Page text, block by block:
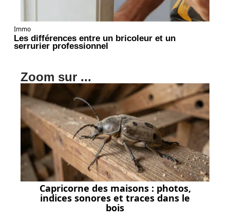
Immo
Les différences entre un bricoleur et un
serrurier professionnel
Zoom sur ...
Capricorne des maisons : photos,
indices sonores et traces dans le
bois